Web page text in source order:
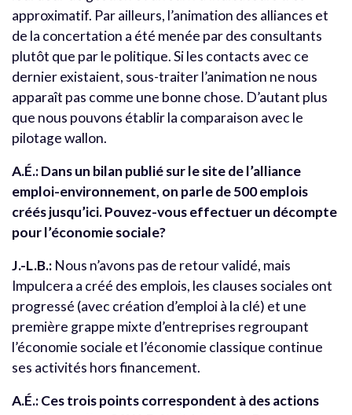
approximatif. Par ailleurs, l’animation des alliances et
de la concertation a été menée par des consultants
plutôt que par le politique. Si les contacts avec ce
dernier existaient, sous-traiter l’animation ne nous
apparaît pas comme une bonne chose. D’autant plus
que nous pouvons établir la comparaison avec le
pilotage wallon.
A.É.:Dans un bilan publié sur le site de l’alliance
emploi-environnement, on parle de 500 emplois
créés jusqu’ici. Pouvez-vous effectuer un décompte
pour l’économie sociale?
J.-L.B.: Nous n’avons pas de retour validé, mais
Impulcera a créé des emplois, les clauses sociales ont
progressé (avec création d’emploi à la clé) et une
première grappe mixte d’entreprises regroupant
l’économie sociale et l’économie classique continue
ses activités hors financement.
A.É.:Ces trois points correspondent à des actions